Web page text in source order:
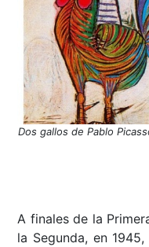
Dos gallos de Pablo
A finales de la
la Segunda, en 1945,